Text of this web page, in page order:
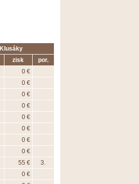
Klusáky
zisk
por.
0 €
0 €
0 €
0 €
0 €
0 €
0 €
0 €
55 €
3.
0 €